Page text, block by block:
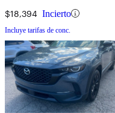
$18,394 Incierto
Incluye tarifas de conc.